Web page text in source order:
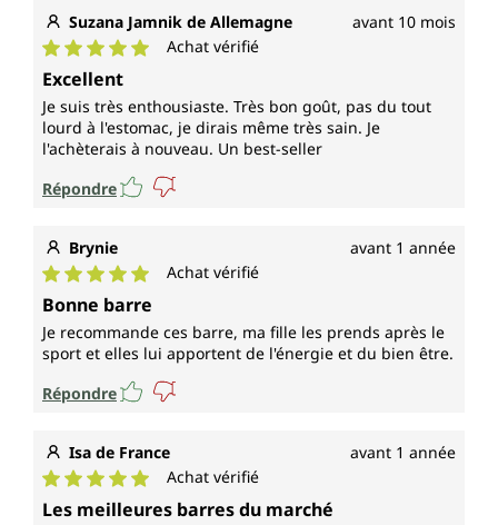
Suzana Jamnik de Allemagne avant 10 mois
Note moyenne de 5 sur 5 étoiles
Achat vérifié
Excellent
Je suis très enthousiaste. Très bon goût, pas du tout
lourd à l'estomac, je dirais même très sain. Je
l'achèterais à nouveau. Un best-seller
Répondre
Brynie avant 1 année
Note moyenne de 5 sur 5 étoiles
Achat vérifié
Bonne barre
Je recommande ces barre, ma fille les prends après le
sport et elles lui apportent de l'énergie et du bien être.
Répondre
Isa de France avant 1 année
Note moyenne de 5 sur 5 étoiles
Achat vérifié
Les meilleures barres du marché